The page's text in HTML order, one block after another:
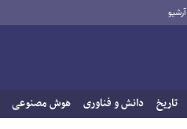
آرشیو
تاریخ دانش و فناوری هوش مصنوعی